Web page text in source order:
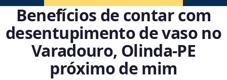
Benefícios de contar com
desentupimento de vaso no
Varadouro, Olinda‑PE
próximo de mim